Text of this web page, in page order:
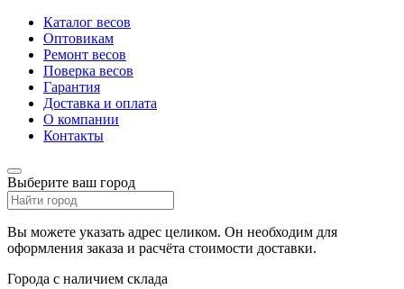
Каталог весов
Оптовикам
Ремонт весов
Поверка весов
Гарантия
Доставка и оплата
О компании
Контакты
Выберите ваш город
Вы можете указать адрес целиком. Он необходим для
оформления заказа и расчёта стоимости доставки.
Города с наличием склада